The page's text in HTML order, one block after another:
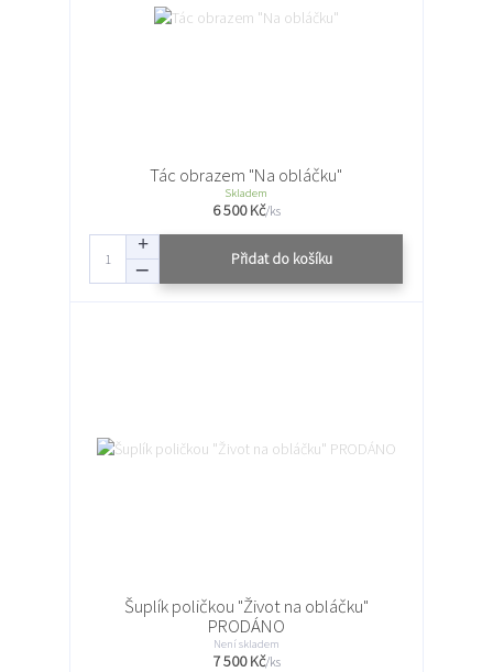
Tác obrazem "Na obláčku"
6 500 Kč/ks
Skladem
Přidat do košíku
Šuplík poličkou "Život na obláčku"
PRODÁNO
7 500 Kč/ks
Není skladem